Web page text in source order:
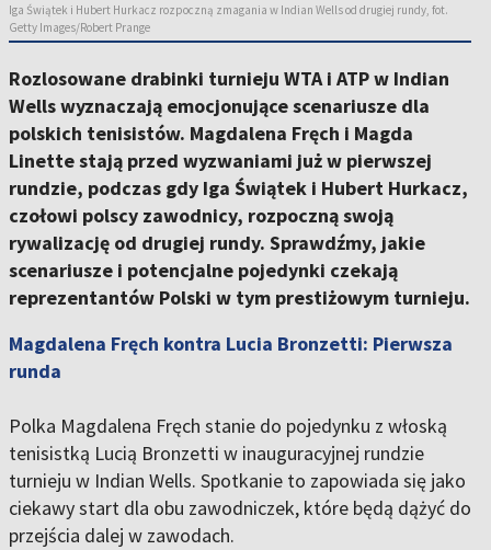
Iga Świątek i Hubert Hurkacz rozpoczną zmagania w Indian Wells od drugiej rundy, fot.
Getty Images/Robert Prange
Rozlosowane drabinki turnieju WTA i ATP w Indian
Wells wyznaczają emocjonujące scenariusze dla
polskich tenisistów. Magdalena Fręch i Magda
Linette stają przed wyzwaniami już w pierwszej
rundzie, podczas gdy Iga Świątek i Hubert Hurkacz,
czołowi polscy zawodnicy, rozpoczną swoją
rywalizację od drugiej rundy. Sprawdźmy, jakie
scenariusze i potencjalne pojedynki czekają
reprezentantów Polski w tym prestiżowym turnieju.
Magdalena Fręch kontra Lucia Bronzetti: Pierwsza
runda
Polka Magdalena Fręch stanie do pojedynku z włoską
tenisistką Lucią Bronzetti w inauguracyjnej rundzie
turnieju w Indian Wells. Spotkanie to zapowiada się jako
ciekawy start dla obu zawodniczek, które będą dążyć do
przejścia dalej w zawodach.